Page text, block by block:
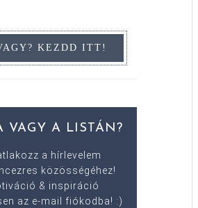
VAGY A LISTÁN?
a hírlevelem
közösségéhez!
& inspiráció
az e-mail fiókodba! :)